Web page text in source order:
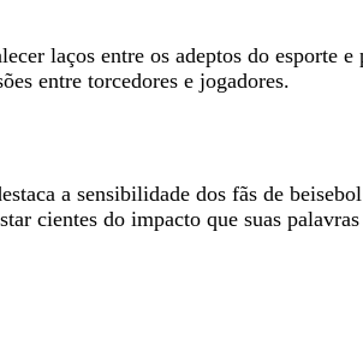
laços entre os adeptos do esporte
entre torcedores e jogadores.
a sensibilidade dos fãs de
cientes do impacto que suas